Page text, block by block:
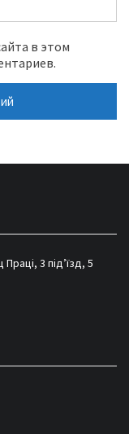
в этом
3 під’їзд, 5